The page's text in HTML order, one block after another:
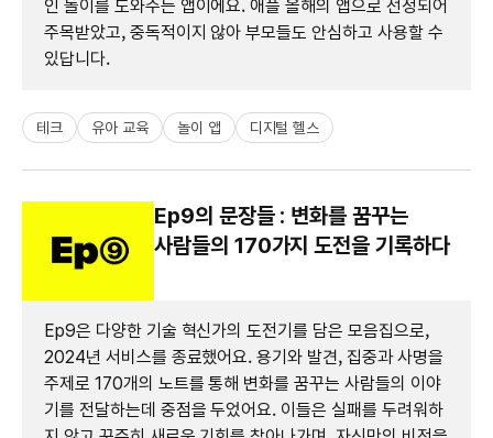
인 놀이를 도와주는 앱이에요. 애플 올해의 앱으로 선정되어
주목받았고, 중독적이지 않아 부모들도 안심하고 사용할 수
있답니다.
테크 유아 교육 놀이 앱 디지털 헬스
Ep9의 문장들 : 변화를 꿈꾸는
사람들의 170가지 도전을 기록하다
Ep9은 다양한 기술 혁신가의 도전기를 담은 모음집으로,
2024년 서비스를 종료했어요. 용기와 발견, 집중과 사명을
주제로 170개의 노트를 통해 변화를 꿈꾸는 사람들의 이야
기를 전달하는데 중점을 두었어요. 이들은 실패를 두려워하